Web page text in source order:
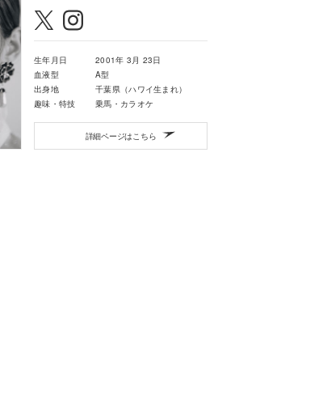
生年月日
2001年 3月 23日
血液型
A型
出身地
千葉県（ハワイ生まれ）
趣味・特技
乗馬・カラオケ
詳細ページはこちら